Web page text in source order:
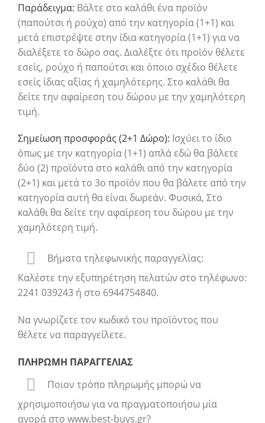
Παράδειγμα: Βάλτε στο καλάθι ένα προϊόν
(παπούτσι ή ρούχο) από την κατηγορία (1+1) και
μετά επιστρέψτε στην ίδια κατηγορία (1+1) για να
διαλέξετε το δώρο σας. Διαλέξτε ότι προϊόν θέλετε
εσείς, ρούχο ή παπούτσι και όποιο σχέδιο θέλετε
εσείς ίδιας αξίας ή χαμηλότερης. Στο καλάθι θα
δείτε την αφαίρεση του δώρου με την χαμηλότερη
τιμή.
Σημείωση προσφοράς (2+1 Δώρο): Ισχύει το ίδιο
όπως με την κατηγορία (1+1) απλά εδώ θα βάλετε
δύο (2) προϊόντα στο καλάθι από την κατηγορία
(2+1) και μετά το 3ο προϊόν που θα βάλετε από την
κατηγορία αυτή θα είναι δωρεάν. Φυσικά, Στο
καλάθι θα δείτε την αφαίρεση του δώρου με την
χαμηλότερη τιμή.
Βήματα τηλεφωνικής παραγγελίας:
Καλέστε την εξυπηρέτηση πελατών στο τηλέφωνο:
2241 039243 ή στο 6944754840.
Να γνωρίζετε τον κωδικό του προϊόντος που
θέλετε να παραγγείλετε.
ΠΛΗΡΩΜΗ ΠΑΡΑΓΓΕΛΙΑΣ
Ποιον τρόπο πληρωμής μπορώ να
χρησιμοποιήσω για να πραγματοποιήσω μία
αγορά στο www.best-buys.gr?